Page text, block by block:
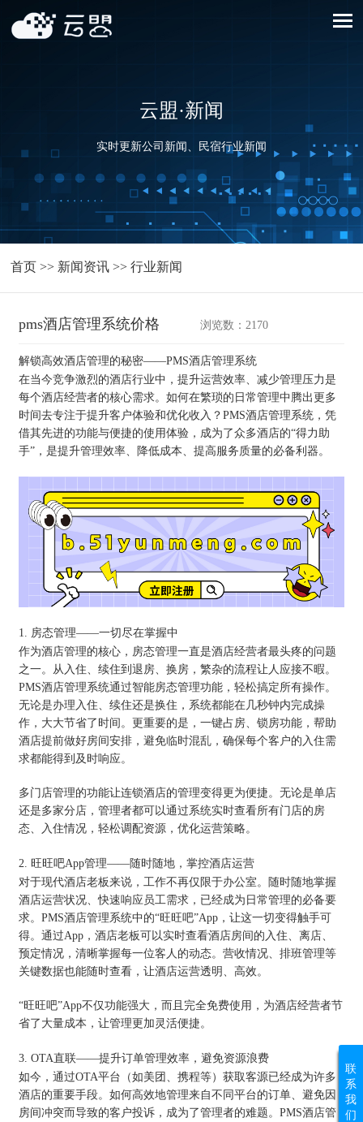
云盟·新闻
实时更新公司新闻、民宿行业新闻
首页 >> 新闻资讯 >>行业新闻
pms酒店管理系统价格 浏览数：2170
解锁高效酒店管理的秘密——PMS酒店管理系统
在当今竞争激烈的酒店行业中，提升运营效率、减少管理压力是
每个酒店经营者的核心需求。如何在繁琐的日常管理中腾出更多
时间去专注于提升客户体验和优化收入？PMS酒店管理系统，凭
借其先进的功能与便捷的使用体验，成为了众多酒店的“得力助
手”，是提升管理效率、降低成本、提高服务质量的必备利器。
1. 房态管理——一切尽在掌握中
作为酒店管理的核心，房态管理一直是酒店经营者最头疼的问题
之一。从入住、续住到退房、换房，繁杂的流程让人应接不暇。
PMS酒店管理系统通过智能房态管理功能，轻松搞定所有操作。
无论是办理入住、续住还是换住，系统都能在几秒钟内完成操
作，大大节省了时间。更重要的是，一键占房、锁房功能，帮助
酒店提前做好房间安排，避免临时混乱，确保每个客户的入住需
求都能得到及时响应。
多门店管理的功能让连锁酒店的管理变得更为便捷。无论是单店
还是多家分店，管理者都可以通过系统实时查看所有门店的房
态、入住情况，轻松调配资源，优化运营策略。
2. 旺旺吧App管理——随时随地，掌控酒店运营
对于现代酒店老板来说，工作不再仅限于办公室。随时随地掌握
酒店运营状况、快速响应员工需求，已经成为日常管理的必备要
求。PMS酒店管理系统中的“旺旺吧”App，让这一切变得触手可
得。通过App，酒店老板可以实时查看酒店房间的入住、离店、
预定情况，清晰掌握每一位客人的动态。营收情况、排班管理等
关键数据也能随时查看，让酒店运营透明、高效。
“旺旺吧”App不仅功能强大，而且完全免费使用，为酒店经营者节
省了大量成本，让管理更加灵活便捷。
3. OTA直联——提升订单管理效率，避免资源浪费
如今，通过OTA平台（如美团、携程等）获取客源已经成为许多
酒店的重要手段。如何高效地管理来自不同平台的订单、避免因
房间冲突而导致的客户投诉，成为了管理者的难题。PMS酒店管
联
系
我
们